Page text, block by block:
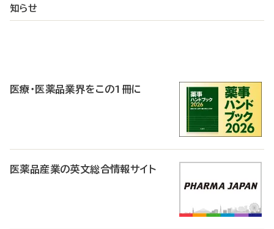
知らせ
医療・医薬品業界をこの1冊に
医薬品産業の英文総合情報サイト